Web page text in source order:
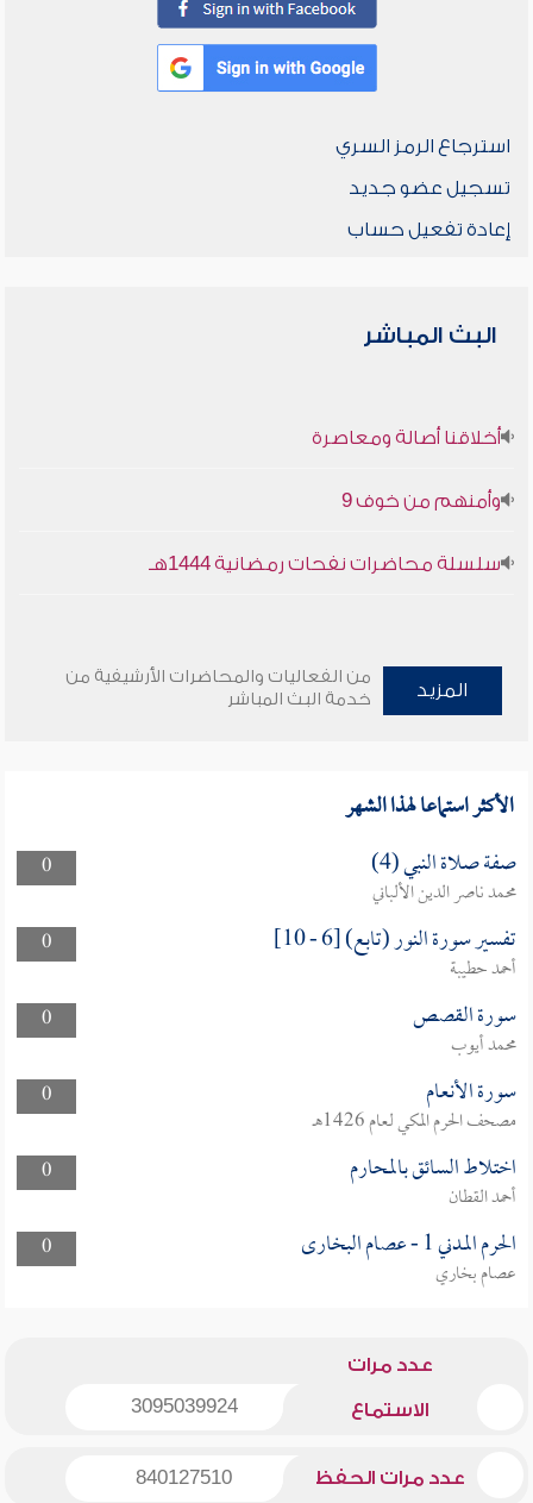
استرجاع الرمز السري
تسجيل عضو جديد
إعادة تفعيل حساب
البث المباشر
أخلاقنا أصالة ومعاصرة
وأمنهم من خوف 9
سلسلة محاضرات نفحات رمضانية 1444هـ
المزيد
من الفعاليات والمحاضرات الأرشيفية من
خدمة البث المباشر
الأكثر استماعا لهذا الشهر
0 صفة صلاة النبي (4)
محمد ناصر الدين الألباني
0
تفسير سورة النور (تابع) [6 - 10]
أحمد حطيبة
0
سورة القصص
محمد أيوب
0
سورة الأنعام
مصحف الحرم المكي لعام 1426هـ
0
اختلاط السائق بالمحارم
أحمد القطان
0
الحرم المدني 1 - عصام البخارى
عصام بخاري
عدد مرات
الاستماع 3095039924
عدد مرات الحفظ 840127510